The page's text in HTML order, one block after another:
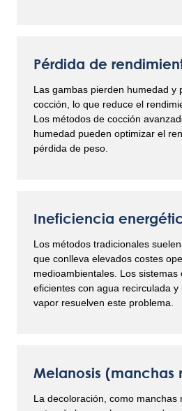
Pérdida de
Las gambas pierden humedad y
cocción, lo que reduce el
Los métodos de cocción
humedad pueden optimizar el
pérdida de peso.
Ineficiencia
Los métodos tradicionales
que conlleva elevados costes
medioambientales. Los sistemas
eficientes con agua recirculada
vapor resuelven este problema.
Melanosis (manchas
La decoloración, como manchas